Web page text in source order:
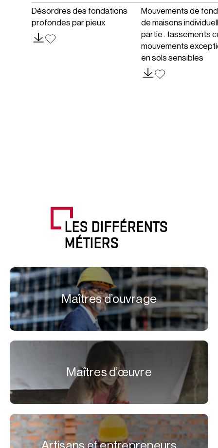
Désordres des fondations
profondes par pieux
Mouvements de
de maisons
partie : tassements
mouvements
en sols sensibles
LES DIFFÉRENTS
MÉTIERS
Maîtres d’ouvrage
Maîtres d’œuvre
Artisans et entrepreneurs